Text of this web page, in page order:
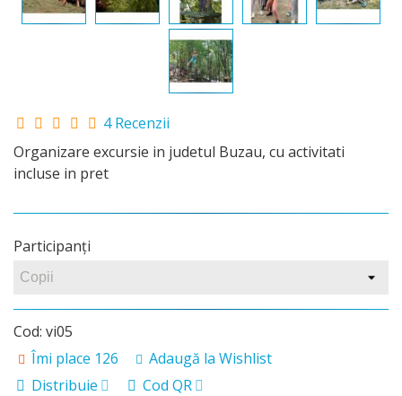
4 Recenzii
Organizare excursie in judetul Buzau, cu activitati
incluse in pret
Participanţi
Cod: vi05
Îmi place 126
Adaugă la Wishlist
Distribuie
Cod QR